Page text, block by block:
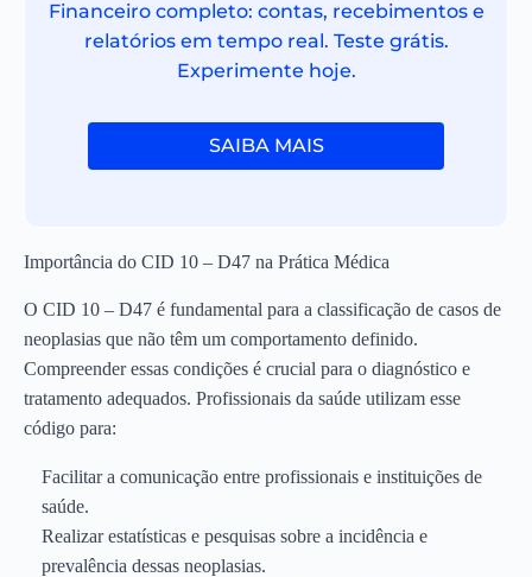
Financeiro completo: contas, recebimentos e
relatórios em tempo real. Teste grátis.
Experimente hoje.
SAIBA MAIS
Importância do CID 10 – D47 na Prática Médica
O CID 10 – D47 é fundamental para a classificação de casos de
neoplasias que não têm um comportamento definido.
Compreender essas condições é crucial para o diagnóstico e
tratamento adequados. Profissionais da saúde utilizam esse
código para:
Facilitar a comunicação entre profissionais e instituições de
saúde.
Realizar estatísticas e pesquisas sobre a incidência e
prevalência dessas neoplasias.